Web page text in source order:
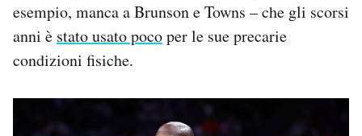
esempio, manca a Brunson e Towns – che gli scorsi
anni è stato usato pocoper le sue precarie
condizioni fisiche.